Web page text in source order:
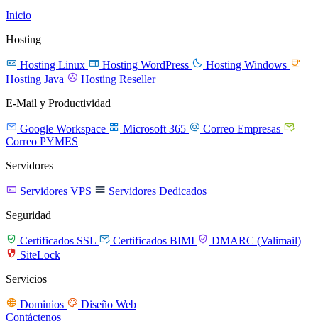
Inicio
Hosting
 Hosting Linux  Hosting WordPress  Hosting Windows 
Hosting Java  Hosting Reseller
E-Mail y Productividad
 Google Workspace  Microsoft 365  Correo Empresas 
Correo PYMES
Servidores
 Servidores VPS  Servidores Dedicados
Seguridad
 Certificados SSL  Certificados BIMI  DMARC (Valimail)
 SiteLock
Servicios
 Dominios  Diseño Web
Contáctenos